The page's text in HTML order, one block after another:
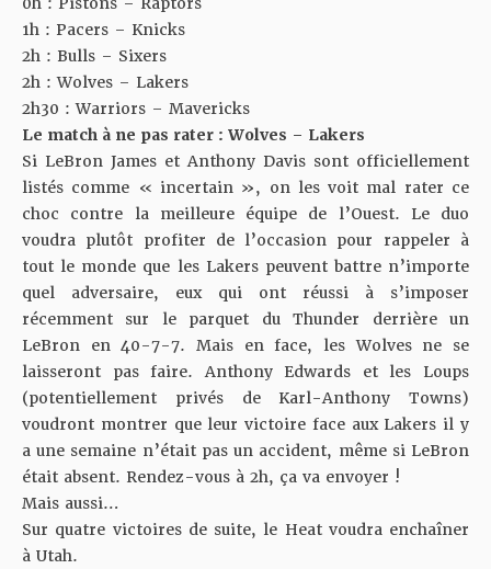
1h : Pacers – Knicks
2h : Bulls – Sixers
2h : Wolves – Lakers
2h30 : Warriors – Mavericks
Le match à ne pas rater : Wolves – Lakers
Si LeBron James et Anthony Davis sont officiellement
listés comme « incertain », on les voit mal rater ce
choc contre la meilleure équipe de l’Ouest. Le duo
voudra plutôt profiter de l’occasion pour rappeler à
tout le monde que les Lakers peuvent battre n’importe
quel adversaire, eux qui ont réussi à s’imposer
récemment sur le parquet du Thunder derrière un
LeBron en 40-7-7. Mais en face, les Wolves ne se
laisseront pas faire. Anthony Edwards et les Loups
(potentiellement privés de Karl-Anthony Towns)
voudront montrer que leur victoire face aux Lakers il y
a une semaine n’était pas un accident, même si LeBron
était absent. Rendez-vous à 2h, ça va envoyer !
Mais aussi…
Sur quatre victoires de suite, le Heat voudra enchaîner
à Utah.